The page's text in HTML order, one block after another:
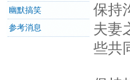
幽默搞笑
参考消息
保持
夫妻
些共